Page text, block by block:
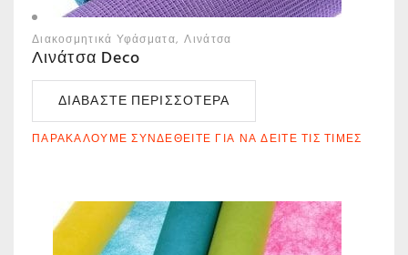
Διακοσμητικά Υφάσματα Λινάτσα
Λινάτσα Deco
ΔΙΑΒΆΣΤΕ ΠΕΡΙΣΣΌΤΕΡΑ
ΠΑΡΑΚΑΛΟΎΜΕ ΣΥΝΔΕΘΕΊΤΕ ΓΙΑ ΝΑ ΔΕΊΤΕ ΤΙΣ ΤΙΜΈΣ